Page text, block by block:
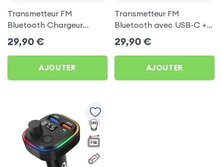
Transmetteur FM
Bluetooth Chargeur
Voiture Noir 3mk Hyper
Car pour Samsung Galaxy
S23 FE
29,90 €
AJOUTER
Transmetteur FM
Bluetooth avec USB-C +
USB pour Samsung
Galaxy S23 FE
29,90 €
AJOUTER